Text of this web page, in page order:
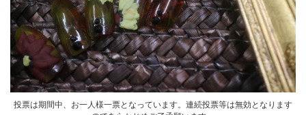
投票は期間中、お一人様一票となっています。連続投票等は無効となります